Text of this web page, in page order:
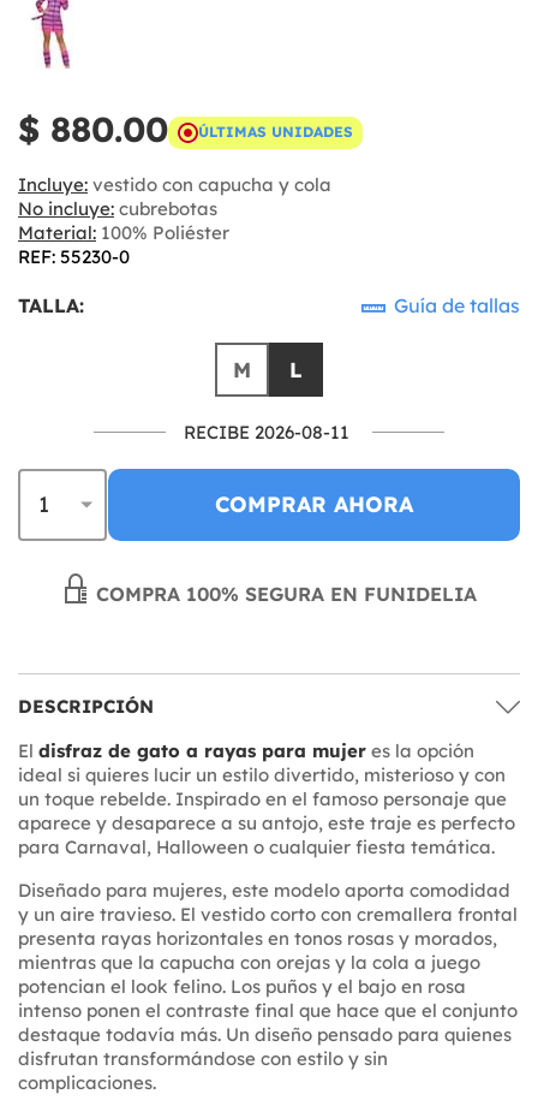
$ 880.00 ÚLTIMAS UNIDADES
Incluye: vestido con capucha y cola
No incluye: cubrebotas
Material: 100% Poliéster
REF: 55230-0
TALLA: Guía de tallas
M L
RECIBE 2026-08-11
COMPRAR AHORA
COMPRA 100% SEGURA EN FUNIDELIA
DESCRIPCIÓN
El disfraz de gato a rayas para mujer es la opción
ideal si quieres lucir un estilo divertido, misterioso y con
un toque rebelde. Inspirado en el famoso personaje que
aparece y desaparece a su antojo, este traje es perfecto
para Carnaval, Halloween o cualquier fiesta temática.
Diseñado para mujeres, este modelo aporta comodidad
y un aire travieso. El vestido corto con cremallera frontal
presenta rayas horizontales en tonos rosas y morados,
mientras que la capucha con orejas y la cola a juego
potencian el look felino. Los puños y el bajo en rosa
intenso ponen el contraste final que hace que el conjunto
destaque todavía más. Un diseño pensado para quienes
disfrutan transformándose con estilo y sin
complicaciones.